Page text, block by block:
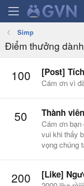
Simp
Điểm thưởng
100 [Post]
Cám ơn vì
50 Thành
Cám ơn bạn
vui khi thấy
vọng chúng
200 [Like]